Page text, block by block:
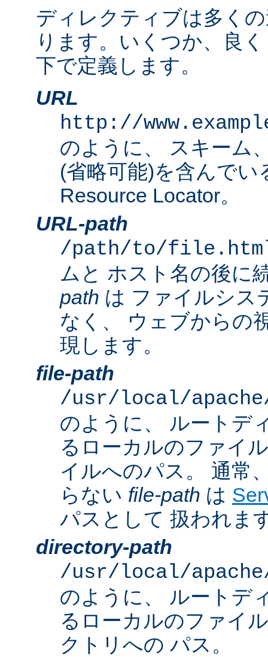
ディレクティブは多く
ります。いくつか、良
下で定義します。
URL
http://
のように、 スキーム
(省略可能)を含んでい
Resource Locator。
URL-path
/path/to/
ムと ホスト名の後に
path は ファイルシス
なく、 ウェブからの
現します。
file-path
/usr/local/
のように、 ルートデ
るローカルのファイ
イルへのパス。 通常
らない file-path は
パスとして 扱われま
directory-path
/usr/local/
のように、 ルートデ
るローカルのファイ
クトリへの パス。